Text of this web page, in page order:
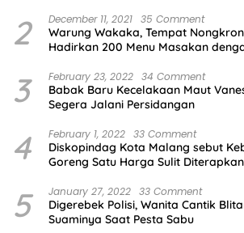
2 December 11, 2021 35 Comment
Warung Wakaka, Tempat
Hadirkan 200 Menu Masakan
3 February 23, 2022 34 Comment
Babak Baru Kecelakaan Maut
Segera Jalani Persidangan
4 February 1, 2022 33 Comment
Diskopindag Kota Malang sebut
Goreng Satu Harga Sulit
5 January 27, 2022 33 Comment
Digerebek Polisi, Wanita Cantik
Suaminya Saat Pesta Sabu